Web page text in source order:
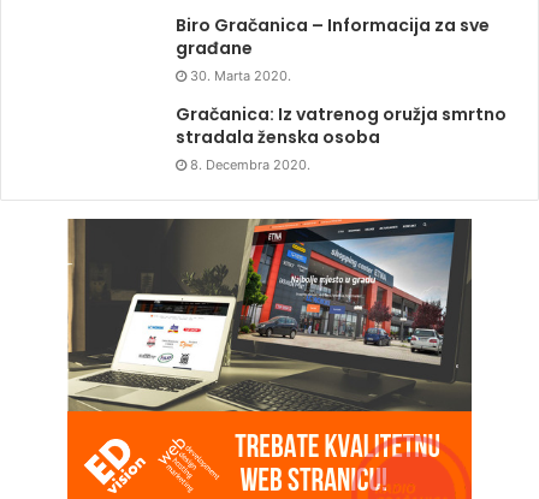
Biro Gračanica – Informacija za sve
građane
30. Marta 2020.
Gračanica: Iz vatrenog oružja smrtno
stradala ženska osoba
8. Decembra 2020.